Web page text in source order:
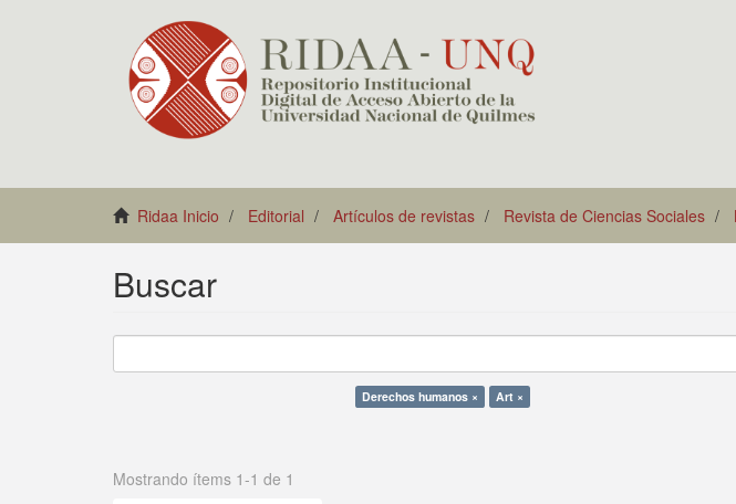
Ridaa Inicio Editorial Artículos de revistas Revista de Ciencias Sociales
Buscar
Derechos humanos × Art ×
Mostrando ítems 1-1 de 1